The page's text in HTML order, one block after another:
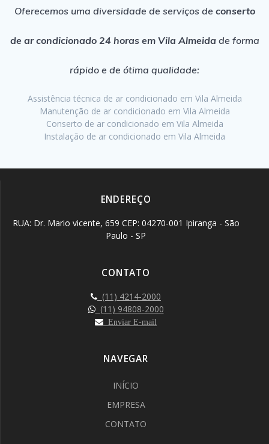
Oferecemos uma diversidade de serviços de conserto
de ar condicionado 24 horas em Vila Almeida de forma
rápido e de ótima qualidade:
Assistência técnica de ar condicionado em Vila Almeida
Manutenção de ar condicionado em Vila Almeida
Conserto de ar condicionado em Vila Almeida
Instalação de ar condicionado em Vila Almeida
ENDEREÇO
RUA: Dr. Mario vicente, 659 CEP: 04270-001 Ipiranga - São
Paulo - SP
CONTATO
(11) 4214-2000
(11) 94808-2000
Enviar E-mail
NAVEGAR
INÍCIO
EMPRESA
CONTATO